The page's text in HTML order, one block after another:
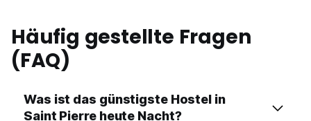
Häufig gestellte Fragen
(FAQ)
Was ist das günstigste Hostel in
Saint Pierre heute Nacht?